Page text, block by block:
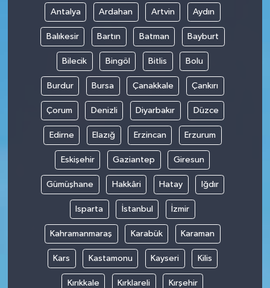
Antalya Ardahan Artvin Aydın
Balıkesir Bartın Batman Bayburt
Bilecik Bingöl Bitlis Bolu
Burdur Bursa Çanakkale Çankırı
Çorum Denizli Diyarbakır Düzce
Edirne Elazığ Erzincan Erzurum
Eskişehir Gaziantep Giresun
Gümüşhane Hakkâri Hatay Iğdır
Isparta İstanbul İzmir
Kahramanmaraş Karabük Karaman
Kars Kastamonu Kayseri Kilis
Kırıkkale Kırklareli Kırşehir